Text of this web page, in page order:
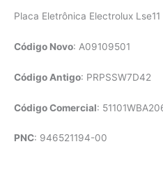
Placa Eletrônica Electrolux
Código Novo: A09109501
Código Antigo: PRPSSW7D42
Código Comercial:
PNC: 946521194-00